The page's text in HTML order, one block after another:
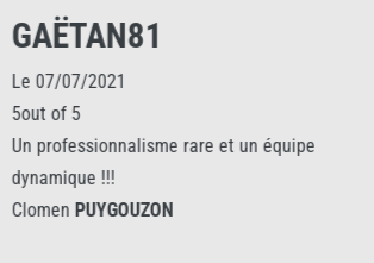
et un équipe
PIERRE
Parfait . Nous